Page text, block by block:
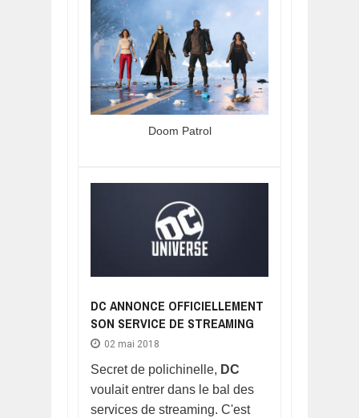
Doom Patrol
DC ANNONCE OFFICIELLEMENT
SON SERVICE DE STREAMING
02 mai 2018
Secret de polichinelle, DC
voulait entrer dans le bal des
services de streaming. C'est